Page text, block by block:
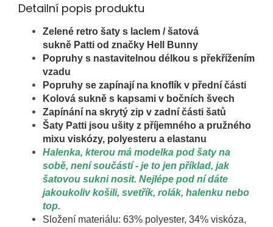
Detailní popis produktu
Zelené retro šaty s laclem / šatová
sukně Patti od značky Hell Bunny
Popruhy s nastavitelnou délkou s překřížením
vzadu
Popruhy se zapínají na knoflík v přední části
Kolová sukně s kapsami v bočních švech
Zapínání na skrytý zip v zadní části šatů
Šaty Patti jsou ušity z příjemného a pružného
mixu viskózy, polyesteru a elastanu
Halenka, kterou má modelka pod šaty na
sobě, není součástí - je to jen příklad, jak
šatovou sukni nosit. Nejlépe pod ní dáte
jakoukoliv košili, svetřík, rolák, halenku nebo
top.
Složení materiálu: 63% polyester, 34% viskóza,